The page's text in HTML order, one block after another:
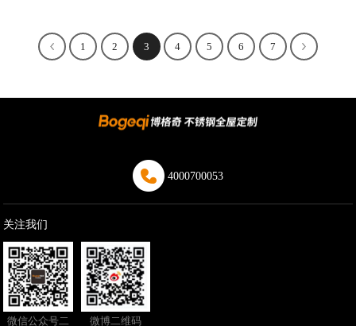
1 2 3 4 5 6 7
4000700053
关注我们
微信公众号二 微博二维码